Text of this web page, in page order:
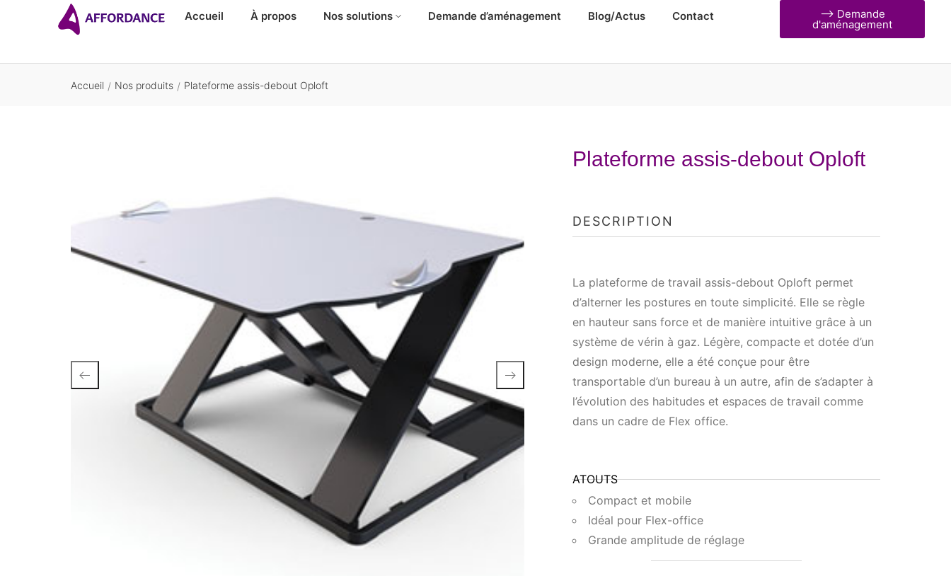
Accueil À propos Nos solutions Demande d’aménagement Blog/Actus Contact ⟶ Demande
d'aménagement
Accueil / Nos produits / Plateforme assis-debout Oploft
Plateforme assis-debout Oploft
DESCRIPTION
La plateforme de travail assis-debout Oploft permet
d’alterner les postures en toute simplicité. Elle se règle
en hauteur sans force et de manière intuitive grâce à un
système de vérin à gaz. Légère, compacte et dotée d’un
design moderne, elle a été conçue pour être
transportable d’un bureau à un autre, afin de s’adapter à
l’évolution des habitudes et espaces de travail comme
dans un cadre de Flex office.
ATOUTS
Compact et mobile
Idéal pour Flex-office
Grande amplitude de réglage